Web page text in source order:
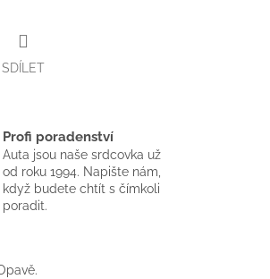
SDÍLET
Profi poradenství
Auta jsou naše srdcovka už
od roku 1994. Napište nám,
když budete chtít s čímkoli
poradit.